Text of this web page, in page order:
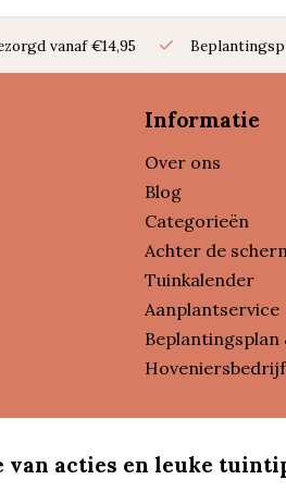
vanaf €14,95
Informatie
Over ons
Blog
Categorieën
Achter de
Tuinkalender
Aanplantservice
van acties en leuke